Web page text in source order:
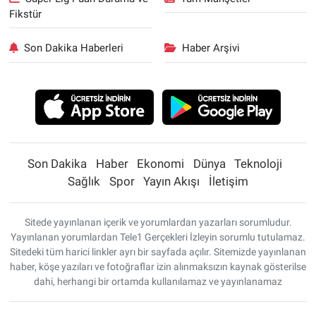
Dursun Çiçek, "Mansur Yavaş istemediği için '2.
bir aday çıkmayacak' diye söz verilmiş" iddiasını
Fikstür
Son Dakika Haberleri Haber Arşivi
Son Dakika Haber Ekonomi Dünya
Teknoloji
Sağlık
Spor Yayın Akışı İletişim
Sitede yayınlanan içerik ve yorumlardan yazarları sorumludur.
Yayınlanan yorumlardan Tele1 Gerçekleri İzleyin sorumlu tutulamaz.
Sitedeki tüm harici linkler ayrı bir sayfada açılır. Sitemizde yayınlanan
haber, köşe yazıları ve fotoğraflar izin alınmaksızın kaynak gösterilse
dahi, herhangi bir ortamda kullanılamaz ve yayınlanamaz